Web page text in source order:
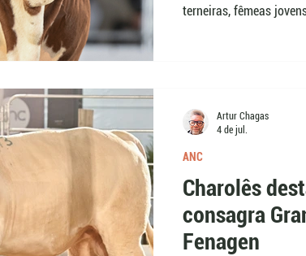
terneiras, fêmeas
Charolês
consagra
Fenagen
ANC
Artur Chagas
4 de jul.